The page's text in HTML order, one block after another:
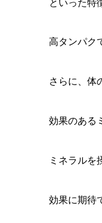
といった特
高タンパク
さらに、体
効果のある
ミネラルを
効果に期待